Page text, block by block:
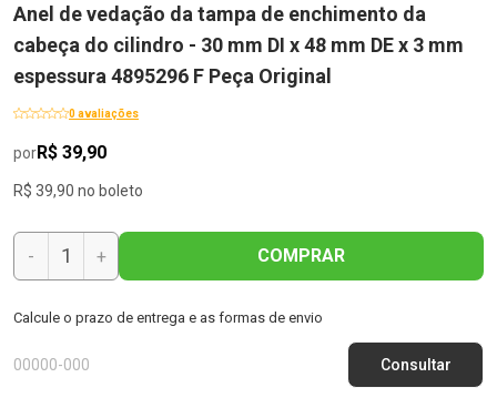
Anel de vedação da tampa de enchimento da
cabeça do cilindro - 30 mm DI x 48 mm DE x 3 mm
espessura 4895296 F Peça Original
0 avaliações
porR$ 39,90
R$ 39,90 no boleto
- + COMPRAR
Calcule o prazo de entrega e as formas de envio